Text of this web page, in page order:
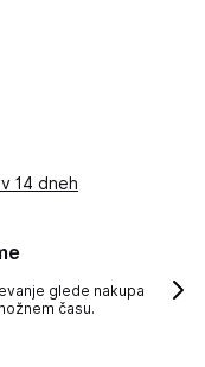
14 dneh
glede nakupa
času.